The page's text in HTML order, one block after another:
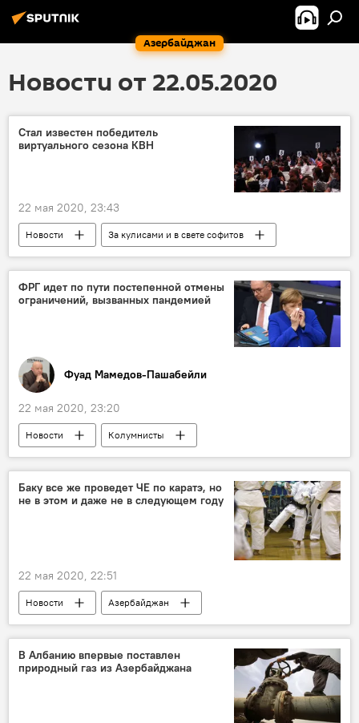
Азербайджан
Новости от 22.05.2020
Стал известен победитель
виртуального сезона КВН
22 мая 2020, 23:43
Новости
За кулисами и в свете софитов
Азербайджан
Культура
ЖИЗНЬ
КВН
Онлайн
Победитель
ФРГ идет по пути постепенной отмены
ограничений, вызванных пандемией
Фуад Мамедов-Пашабейли
22 мая 2020, 23:20
Новости
Колумнисты
Новости мира
Политика
Германия
Коронавирус
Ограничения
Баку все же проведет ЧЕ по каратэ, но
не в этом и даже не в следующем году
22 мая 2020, 22:51
Новости
Азербайджан
Новости мира
Спорт
ЖИЗНЬ
каратэ
Чемпионат Европы
Баку
Сроки
В Албанию впервые поставлен
природный газ из Азербайджана